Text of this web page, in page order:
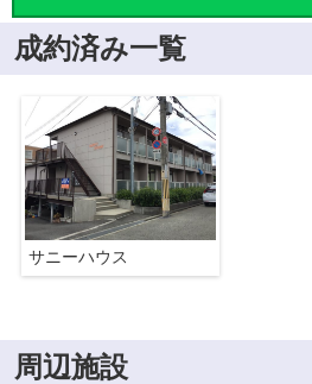
成約済み一覧
サニーハウス
周辺施設